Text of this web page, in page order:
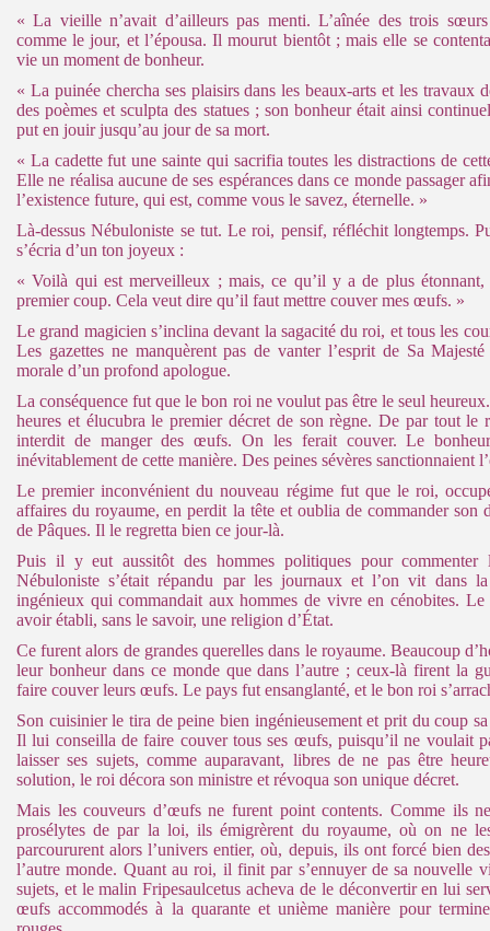
« La vieille n’avait d’ailleurs pas menti. L’aînée des trois
comme le jour, et l’épousa. Il mourut bientôt ; mais elle se
vie un moment de bonheur.
« La puinée chercha ses plaisirs dans les beaux-arts et les travaux
des poèmes et sculpta des statues ; son bonheur était ainsi
put en jouir jusqu’au jour de sa mort.
« La cadette fut une sainte qui sacrifia toutes les distractions de
Elle ne réalisa aucune de ses espérances dans ce monde passager
l’existence future, qui est, comme vous le savez, éternelle. »
Là-dessus Nébuloniste se tut. Le roi, pensif, réfléchit longtemps.
s’écria d’un ton joyeux :
« Voilà qui est merveilleux ; mais, ce qu’il y a de plus étonnant,
premier coup. Cela veut dire qu’il faut mettre couver mes œufs. »
Le grand magicien s’inclina devant la sagacité du roi, et tous les
Les gazettes ne manquèrent pas de vanter l’esprit de Sa
morale d’un profond apologue.
La conséquence fut que le bon roi ne voulut pas être le seul
heures et élucubra le premier décret de son règne. De par tout le
interdit de manger des œufs. On les ferait couver. Le
inévitablement de cette manière. Des peines sévères sanctionnaient
Le premier inconvénient du nouveau régime fut que le roi,
affaires du royaume, en perdit la tête et oublia de commander son
de Pâques. Il le regretta bien ce jour-là.
Puis il y eut aussitôt des hommes politiques pour commenter
Nébuloniste s’était répandu par les journaux et l’on vit dans
ingénieux qui commandait aux hommes de vivre en cénobites.
avoir établi, sans le savoir, une religion d’État.
Ce furent alors de grandes querelles dans le royaume. Beaucoup
leur bonheur dans ce monde que dans l’autre ; ceux-là firent la
faire couver leurs œufs. Le pays fut ensanglanté, et le bon roi
Son cuisinier le tira de peine bien ingénieusement et prit du coup
Il lui conseilla de faire couver tous ses œufs, puisqu’il ne voulait
laisser ses sujets, comme auparavant, libres de ne pas être
solution, le roi décora son ministre et révoqua son unique décret.
Mais les couveurs d’œufs ne furent point contents. Comme ils
prosélytes de par la loi, ils émigrèrent du royaume, où on ne
parcoururent alors l’univers entier, où, depuis, ils ont forcé bien
l’autre monde. Quant au roi, il finit par s’ennuyer de sa nouvelle
sujets, et le malin Fripesaulcetus acheva de le déconvertir en lui
œufs accommodés à la quarante et unième manière pour